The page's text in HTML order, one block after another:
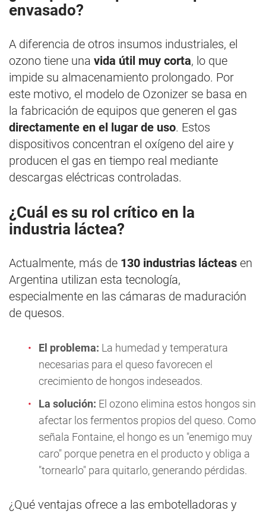
envasado?
A diferencia de otros insumos industriales, el
ozono tiene una vida útil muy corta, lo que
impide su almacenamiento prolongado. Por
este motivo, el modelo de Ozonizer se basa en
la fabricación de equipos que generen el gas
directamente en el lugar de uso. Estos
dispositivos concentran el oxígeno del aire y
producen el gas en tiempo real mediante
descargas eléctricas controladas.
¿Cuál es su rol crítico en la
industria láctea?
Actualmente, más de 130 industrias lácteas en
Argentina utilizan esta tecnología,
especialmente en las cámaras de maduración
de quesos.
El problema: La humedad y temperatura
necesarias para el queso favorecen el
crecimiento de hongos indeseados.
La solución: El ozono elimina estos hongos sin
afectar los fermentos propios del queso. Como
señala Fontaine, el hongo es un "enemigo muy
caro" porque penetra en el producto y obliga a
"tornearlo" para quitarlo, generando pérdidas.
¿Qué ventajas ofrece a las embotelladoras y